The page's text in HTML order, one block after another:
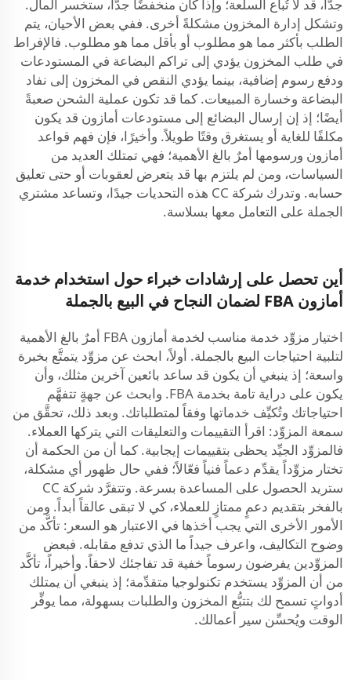
جدًّا، قد لا تُباع السلعة؛ وإذا كان منخفضًا جدًّا، ستخسر المال.
وتشكل إدارة المخزون مشكلةً أخرى. ففي بعض الأحيان، يتم
الطلب بأكثر مما هو مطلوب أو بأقل مما هو مطلوب. فالإفراط
في طلب المخزون يؤدي إلى تراكم البضاعة في المستودعات
ودفع رسوم إضافية، بينما يؤدي النقص في المخزون إلى نفاد
البضاعة وخسارة المبيعات. كما قد تكون عملية الشحن صعبةً
أيضًا؛ إذ إن إرسال البضائع إلى مستودعات أمازون قد يكون
مكلفًا للغاية أو يستغرق وقتًا طويلاً. وأخيرًا، فإن فهم قواعد
أمازون ورسومها أمرٌ بالغ الأهمية؛ فهي تمتلك العديد من
السياسات، ومن لم يلتزم بها قد يتعرض لعقوبات أو حتى تعليق
حسابه. وتدرك شركة CC هذه التحديات جيدًا، وتساعد مشتري
الجملة على التعامل معها بسلاسة.
أين تحصل على إرشادات خبراء حول استخدام خدمة
أمازون FBA لضمان النجاح في البيع بالجملة
اختيار مزوِّد خدمة مناسب لخدمة أمازون FBA أمرٌ بالغ الأهمية
لتلبية احتياجات البيع بالجملة. أولاً، ابحث عن مزوِّد يتمتَّع بخبرة
واسعة؛ إذ ينبغي أن يكون قد ساعد بائعين آخرين مثلك، وأن
يكون على دراية تامة بخدمة FBA. وابحث عن جهةٍ تتفهَّم
احتياجاتك وتُكيِّف خدماتها وفقاً لمتطلباتك. وبعد ذلك، تحقَّق من
سمعة المزوِّد: اقرأ التقييمات والتعليقات التي يتركها العملاء.
فالمزوِّد الجيِّد يحظى بتقييمات إيجابية. كما أن من الحكمة أن
تختار مزوِّداً يقدِّم دعماً فنياً فعّالاً؛ ففي حال ظهور أي مشكلة،
ستريد الحصول على المساعدة بسرعة. وتتفرَّد شركة CC
بالفخر بتقديم دعمٍ ممتازٍ للعملاء، كي لا تبقى عالقاً أبداً. ومن
الأمور الأخرى التي يجب أخذها في الاعتبار هو السعر: تأكَّد من
وضوح التكاليف، واعرف جيداً ما الذي تدفع مقابله. فبعض
المزوِّدين يفرضون رسوماً خفية قد تفاجئك لاحقاً. وأخيراً، تأكَّد
من أن المزوِّد يستخدم تكنولوجيا متقدِّمة؛ إذ ينبغي أن يمتلك
أدواتٍ تسمح لك بتتبُّع المخزون والطلبات بسهولة، مما يوفِّر
الوقت ويُحسِّن سير أعمالك.